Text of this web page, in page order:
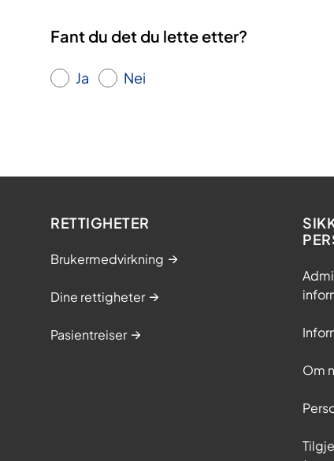
Fant du det du lette etter?
Ja Nei
RETTIGHETER
Brukermedvirkning
Dine rettigheter
Pasientreiser
Om